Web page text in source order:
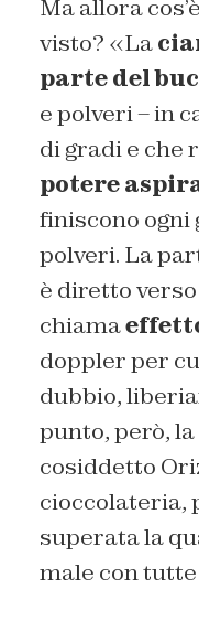
Ma allora
visto? «La
parte del
e polveri – in
di gradi e che
potere
finiscono ogni
polveri. La
è diretto
chiama
doppler per
dubbio,
punto, però,
cosiddetto
cioccolateria,
superata la
male con